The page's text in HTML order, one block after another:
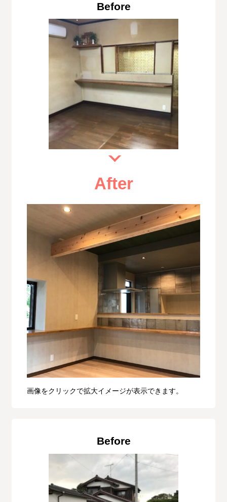
Before
After
画像をクリックで拡大イメージが表示できます。
Before